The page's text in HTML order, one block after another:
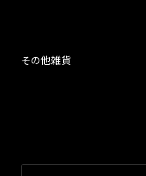
その他雑貨